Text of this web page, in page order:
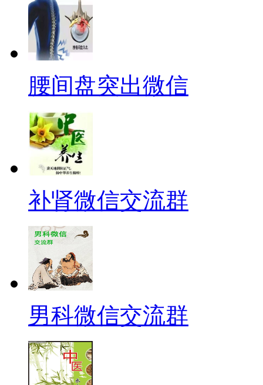
腰间盘突出微信
补肾微信交流群
男科微信交流群